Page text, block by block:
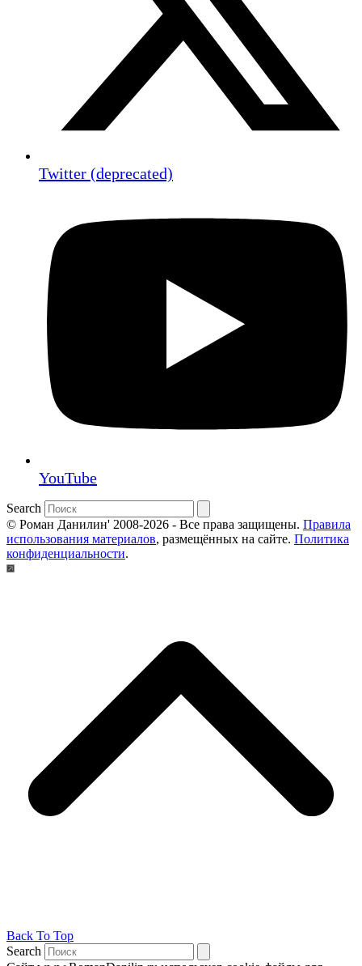
Twitter (deprecated)
YouTube
Search
© Роман Данилин' 2008-2026 - Все права защищены. Правила
использования материалов, размещённых на сайте. Политика
конфиденциальности.
Back To Top
Search